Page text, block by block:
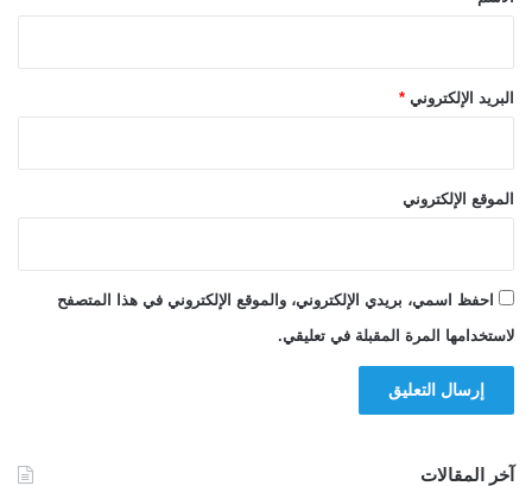
البريد الإلكتروني *
الموقع الإلكتروني
احفظ اسمي، بريدي الإلكتروني، والموقع الإلكتروني في هذا المتصفح
لاستخدامها المرة المقبلة في تعليقي.
آخر المقالات